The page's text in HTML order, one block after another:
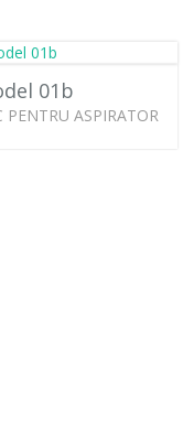
01b
PENTRU ASPIRATOR